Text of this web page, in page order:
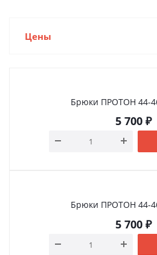
Цены
Брюки ПРОТОН 44-
5 700₽
Брюки ПРОТОН 44-
5 700₽